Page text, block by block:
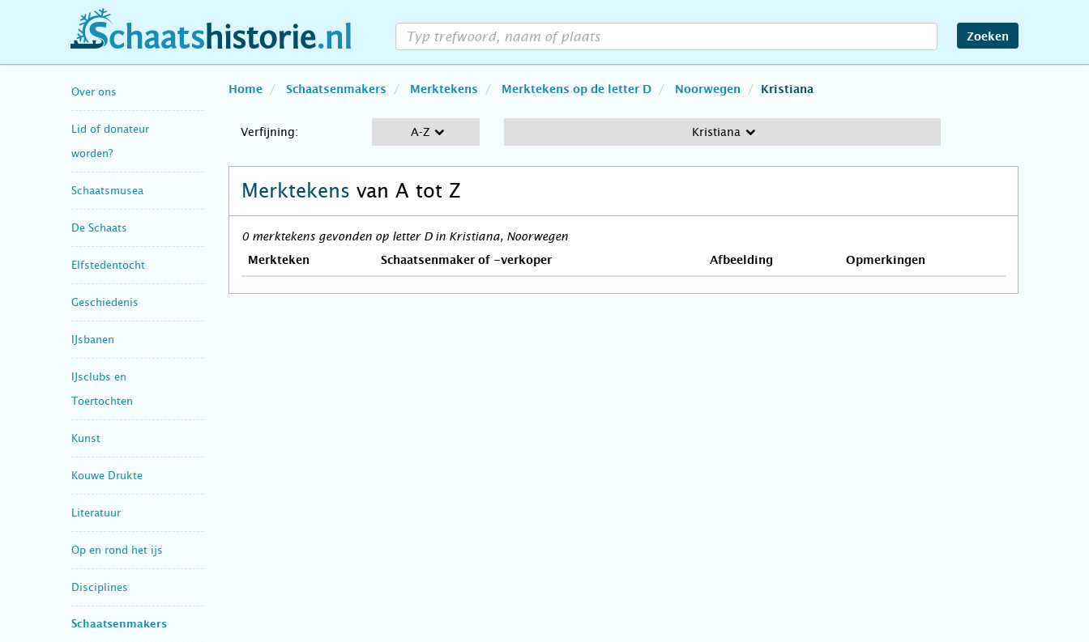
schaatshistorie.nl Zoeken
Over ons
Lid of donateur
worden?
Schaatsmusea
De Schaats
Elfstedentocht
Geschiedenis
IJsbanen
IJsclubs en
Toertochten
Kunst
Kouwe Drukte
Literatuur
Op en rond het ijs
Disciplines
Schaatsenmakers
Home Schaatsenmakers Merktekens Merktekens op de letter D Noorwegen Kristiana
Verfijning: A-Z Kristiana
Merktekens van A tot Z
0 merktekens gevonden op letter D in Kristiana, Noorwegen
Merkteken Schaatsenmaker of -verkoper Afbeelding Opmerkingen